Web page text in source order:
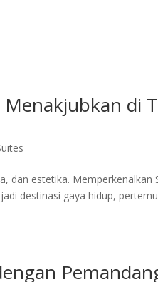
di
dan estetika. Memperkenalkan
destinasi gaya hidup,